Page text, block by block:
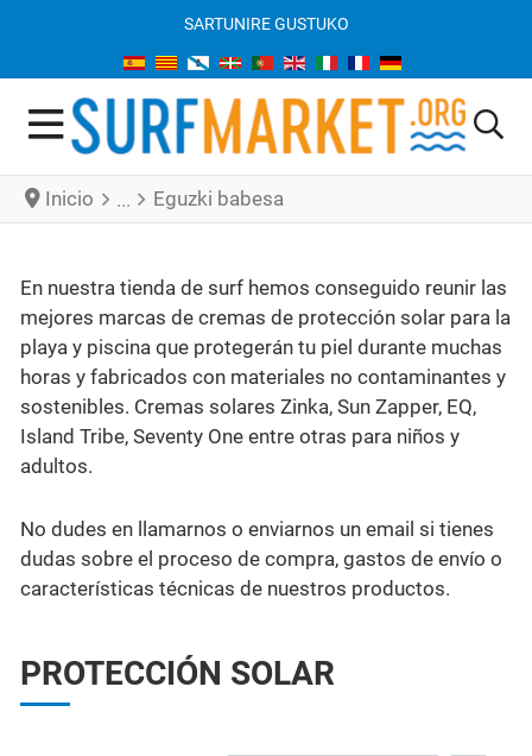
SARTUNIRE GUSTUKO
Inicio Eguzki babesa
En nuestra tienda de surf hemos conseguido reunir las
mejores marcas de cremas de protección solar para la
playa y piscina que protegerán tu piel durante muchas
horas y fabricados con materiales no contaminantes y
sostenibles. Cremas solares Zinka, Sun Zapper, EQ,
Island Tribe, Seventy One entre otras para niños y
adultos.
No dudes en llamarnos o enviarnos un email si tienes
dudas sobre el proceso de compra, gastos de envío o
características técnicas de nuestros productos.
PROTECCIÓN SOLAR